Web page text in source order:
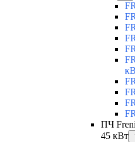
ПЧ
45 кВт